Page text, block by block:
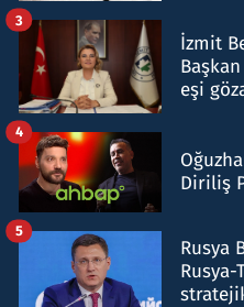
İzmit
eşi
3
Diriliş
4
Rusya
Rusya-
5